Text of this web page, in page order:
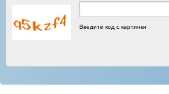
Введите код с картинки